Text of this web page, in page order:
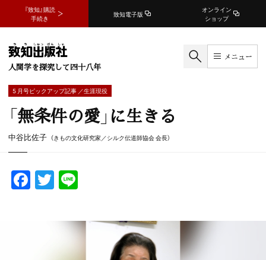
『致知』購読
手続き
致知電子版
オンライン
ショップ
人間学を探究して四十八年
メニュー
5 月号ピックアップ記事 ／生涯現役
「無条件の愛」に生きる
中谷比佐子 （きもの文化研究家／シルク伝道師協会 会長）
F
a
T
w
itte